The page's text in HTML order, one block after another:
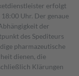
erfolgt
Uhr. Der genaue
der
des Spediteurs
pharmazeutische
dienen, die
Klärungen